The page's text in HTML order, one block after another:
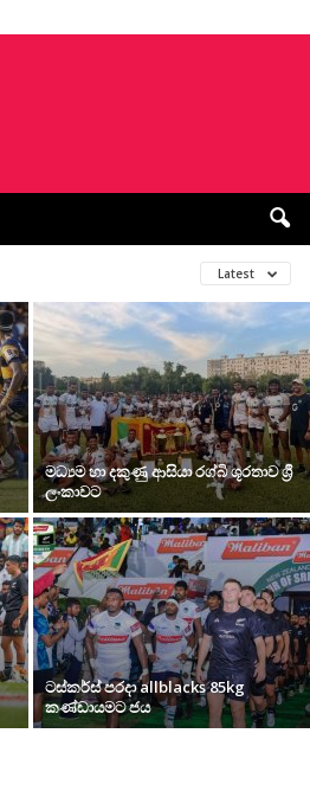
Latest
මධ්‍යම හා දකුණු ආසියා රග්බි ශූරතාව ශ්‍රී
ලංකාවට
ටස්කර්ස් පරදා allblacks 85kg
කණ්ඩායමට ජය